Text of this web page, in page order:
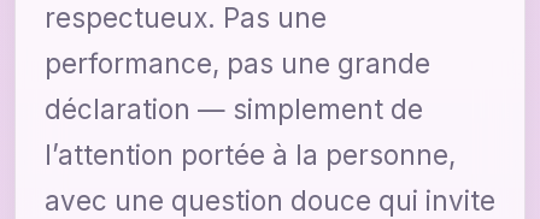
respectueux. Pas une
performance, pas une grande
déclaration — simplement de
l’attention portée à la personne,
avec une question douce qui invite